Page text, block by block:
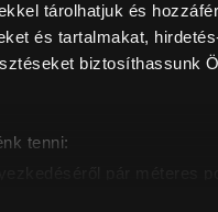
tárolhatjuk és
és tartalmakat,
biztosíthassunk
tenni:
fenntartva! Euronics